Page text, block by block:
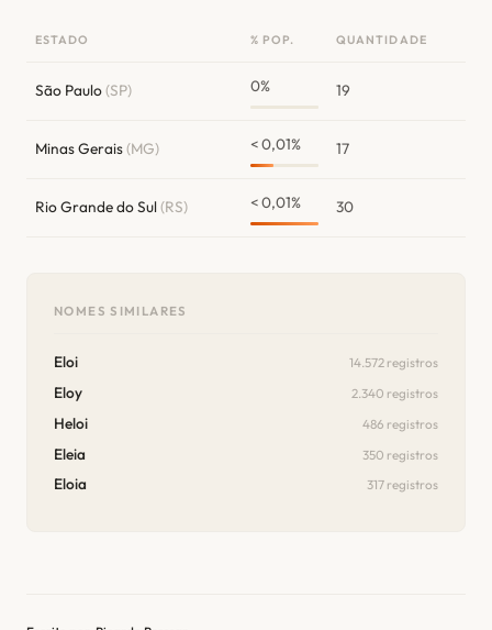
ESTADO % POP. QUANTIDADE
São Paulo(SP) 0% 19
Minas Gerais(MG) < 0,01% 17
Rio Grande do Sul(RS) < 0,01% 30
NOMES SIMILARES
Eloi 14.572 registros
Eloy 2.340 registros
Heloi 486 registros
Eleia 350 registros
Eloia 317 registros